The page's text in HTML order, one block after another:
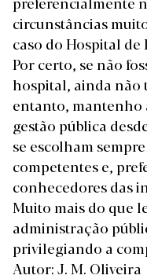
circunstâncias
caso do Hospital de
Por certo, se não
hospital, ainda não
entanto, mantenho
gestão pública
se escolham
competentes e,
conhecedores das
Muito mais do que
administração
privilegiando a
Autor: J. M. Oliveira